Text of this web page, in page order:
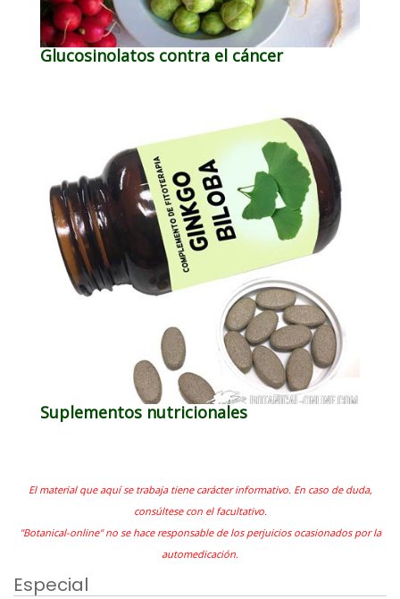
Glucosinolatos contra el cáncer
Suplementos nutricionales
El material que aquí se trabaja tiene carácter informativo. En caso de duda,
consúltese con el facultativo.
"Botanical-online" no se hace responsable de los perjuicios ocasionados por la
automedicación.
Especial